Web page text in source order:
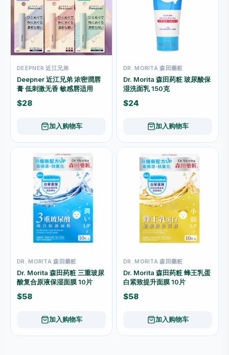
DEEPNER 近江兄弟
Deepner 近江兄弟 浓密潤唇
膏 低刺激无香 敏感唇适用
$28
加入购物车
DR. MORITA 森田藥粧
Dr. Morita 森田药粧 玻尿酸保
湿洗面乳 150克
$24
加入购物车
DR. MORITA 森田藥粧
Dr. Morita 森田药粧 三重玻尿
酸复合原液保湿面膜 10片
$58
加入购物车
DR. MORITA 森田藥粧
Dr. Morita 森田药粧 蜂王乳蛋
白紧致提升面膜 10片
$58
加入购物车